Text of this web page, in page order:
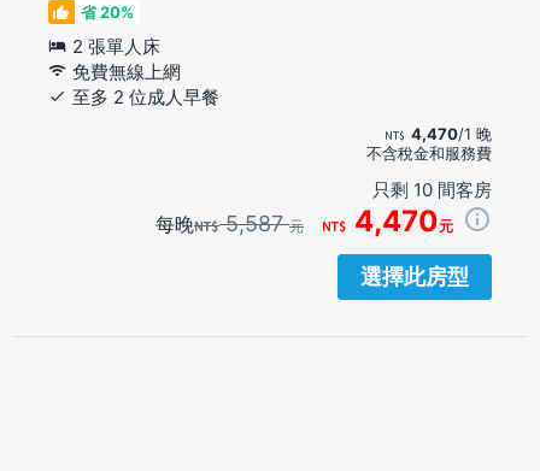
省 20%
2 張單人床
免費無線上網
至多 2 位成人早餐
4,470/1 晚
不含稅金和服務費
只剩 10 間客房
每晚 5,587元 4,470元
選擇此房型